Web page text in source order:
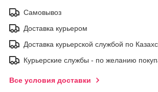
Самовывоз
Доставка курьером
Доставка курьерской службой по
Курьерские службы - по желанию
Все условия доставки